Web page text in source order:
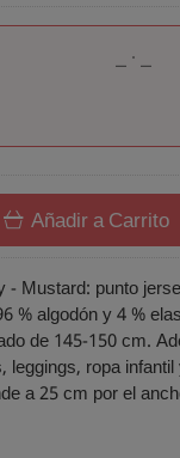
Añadir a Carrito
- Mustard: punto
% algodón y 4 %
de 145-150 cm.
leggings, ropa
a 25 cm por el